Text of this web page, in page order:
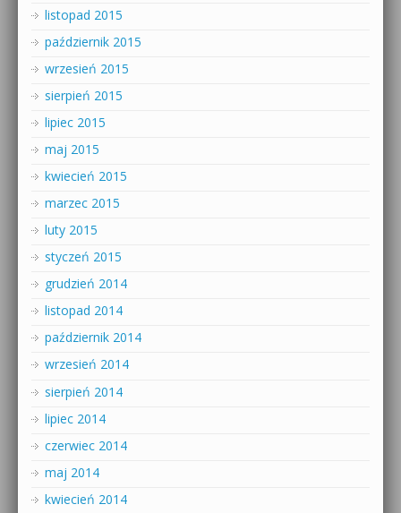
listopad 2015
październik 2015
wrzesień 2015
sierpień 2015
lipiec 2015
maj 2015
kwiecień 2015
marzec 2015
luty 2015
styczeń 2015
grudzień 2014
listopad 2014
październik 2014
wrzesień 2014
sierpień 2014
lipiec 2014
czerwiec 2014
maj 2014
kwiecień 2014